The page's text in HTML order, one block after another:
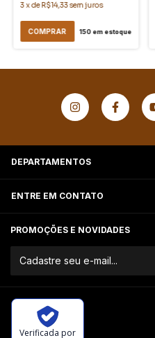
3xde R$14,33sem juros
COMPRAR 150em estoque
DEPARTAMENTOS
ENTRE EM CONTATO
PROMOÇÕES E NOVIDADES
Verificada por